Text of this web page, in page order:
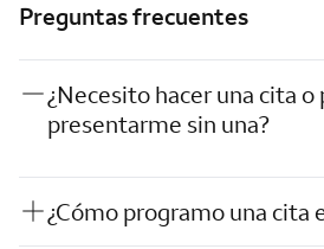
Preguntas frecuentes
¿Necesito hacer una cita o
presentarme sin una?
¿Cómo programo una cita